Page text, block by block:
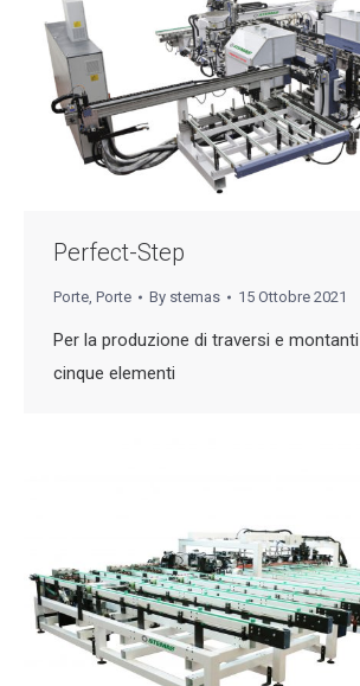
Perfect-Step
Porte, Porte By stemas 15 Ottobre 2021
Per la produzione di traversi e
cinque elementi